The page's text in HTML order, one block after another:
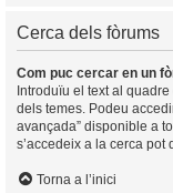
Cerca dels fòrums
Com puc cercar en un
Introduïu el text al
dels temes. Podeu
avançada” disponible a
s’accedeix a la cerca pot
Torna a l’inici